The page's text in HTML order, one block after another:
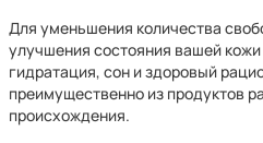
Для уменьшения количества
улучшения состояния вашей
гидратация, сон и здоровый
преимущественно из продуктов
происхождения.